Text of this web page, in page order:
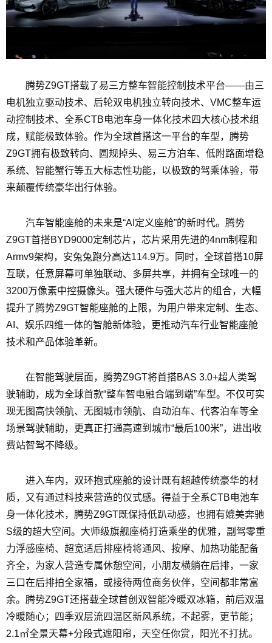
腾势Z9GT搭载了易三方整车智能控制技术平台——由三
电机独立驱动技术、后轮双电机独立转向技术、VMC整车运
动控制技术、全系CTB电池车身一体化技术四大核心技术组
成，赋能极致体验。作为全球首搭这一平台的车型，腾势
Z9GT拥有极致转向、圆规掉头、易三方泊车、低附路面增稳
系统、智能蟹行等五大标志性功能，以极致的驾乘体验，带
来颠覆传统豪华出行体验。
汽车智能座舱的未来是“AI定义座舱”的新时代。腾势
Z9GT首搭BYD9000定制芯片，芯片采用先进的4nm制程和
Armv9架构，安兔兔跑分高达114.9万。同时，全球首搭10屏
互联，任意屏幕可单独联动、多屏共享，并拥有全球唯一的
3200万像素中控摄像头。强大硬件与强大芯片的组合，大幅
提升了腾势Z9GT智能座舱的上限，为用户带来定制、生态、
AI、娱乐四维一体的智舱新体验，更推动汽车行业智能座舱
技术和产品体验革新。
在智能驾驶层面，腾势Z9GT将首搭BAS 3.0+超人类驾
驶辅助，成为全球首款“整车智电融合端到端”车型。不仅可实
现无图高快领航、无图城市领航、自动泊车、代客泊车等全
场景驾驶辅助，更真正打通高速到城市“最后100米”，进出收
费站智驾不降级。
进入车内，双环抱式座舱的设计既有超越传统豪华的材
质，又有通过科技来营造的仪式感。得益于全系CTB电池车
身一体化技术，腾势Z9GT既保持低趴动感，也拥有媲美奔驰
S级的超大空间。大师级旗舰座椅打造乘坐的优雅，副驾零重
力浮感座椅、超宽适后排座椅将通风、按摩、加热功能配备
齐全，为家人营造专属休憩空间，小朋友横躺在后排，一家
三口在后排拍全家福，或接待两位商务伙伴，空间都非常富
余。腾势Z9GT还搭载全球首创双智能冷暖双冰箱，前后双温
冷暖随心；四季双层流四温区新风系统，不起雾，更节能；
2.1㎡全景天幕+分段式遮阳帘，天空任你赏，阳光不打扰。